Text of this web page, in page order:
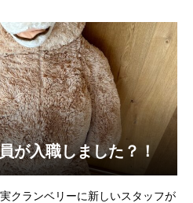
ただいた
が入職しました？！
クランベリーに新しいスタッフが